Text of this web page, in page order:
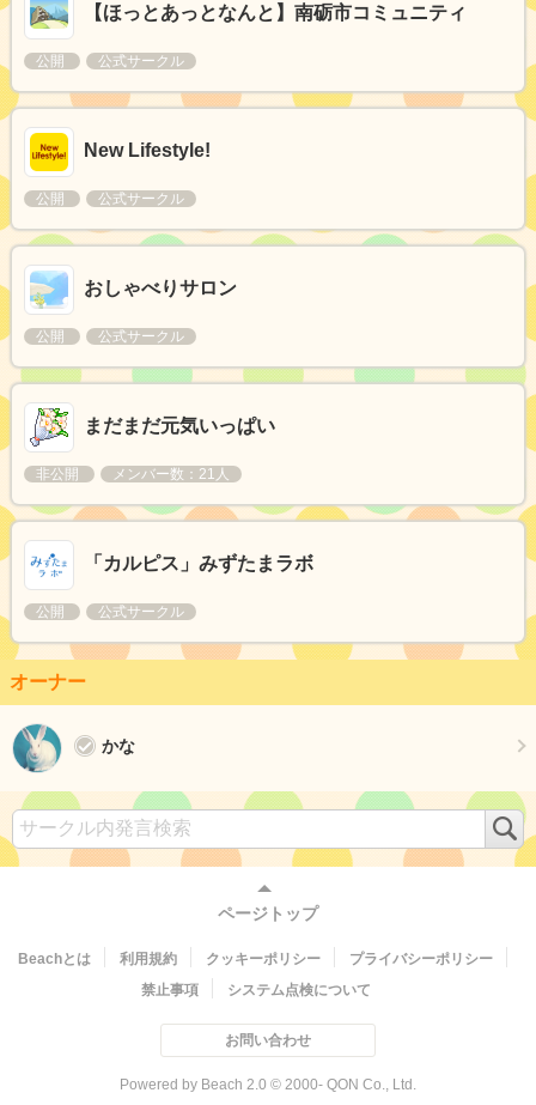
【ほっとあっとなんと】南砺市コミュニティ
公開 公式サークル
New Lifestyle!
公開 公式サークル
おしゃべりサロン
公開 公式サークル
まだまだ元気いっぱい
非公開 メンバー数：21人
「カルピス」みずたまラボ
公開 公式サークル
オーナー
かな
検
ページトップ
Beachとは 利用規約 クッキーポリシー
プライバシーポリシー
禁止事項
システム点検について
お問い合わせ
Powered by Beach 2.0 © 2000- QON Co., Ltd.